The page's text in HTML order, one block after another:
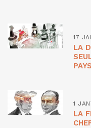
17
LA
1
LA